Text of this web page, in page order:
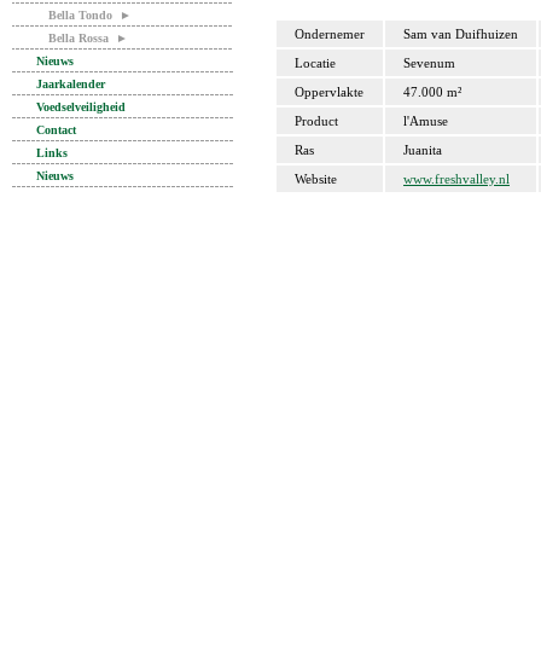
Bella Tondo
►
Bella Rossa
►
Nieuws
Jaarkalender
Voedselveiligheid
Contact
Links
Nieuws
Ondernemer
Sam van Duifhuizen
Locatie
Sevenum
Oppervlakte
47.000 m²
Product
l'Amuse
Ras
Juanita
Website
www.freshvalley.nl